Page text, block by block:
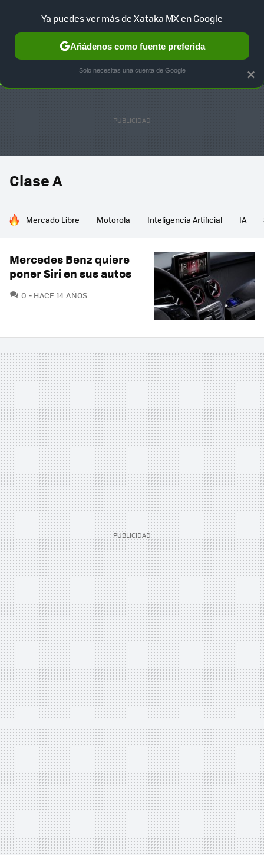
SELECCIÓN GAMING HOME AUTO TERRITORIO
Clase A
HOY SE HABLA DE
Mercado Libre Motorola Inteligencia Artificial IA
Mercedes Benz quiere
poner Siri en sus autos
0 COMENTARIOS
HACE 14 AÑOS
×
Ya puedes ver más de Xataka MX en Google
Añádenos como fuente preferida
Solo necesitas una cuenta de Google